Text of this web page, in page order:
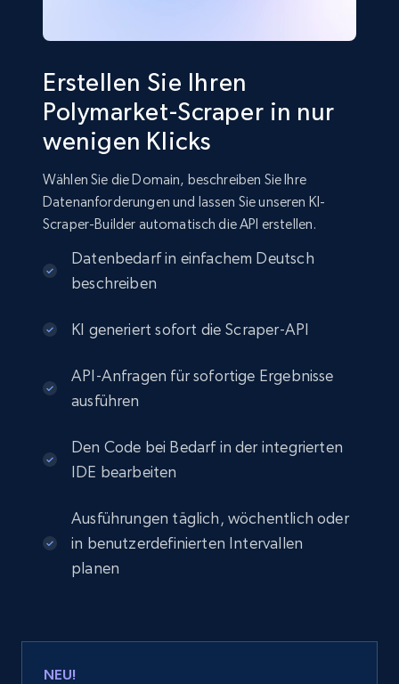
Erstellen Sie Ihren
Polymarket-Scraper in nur
wenigen Klicks
Wählen Sie die Domain, beschreiben Sie Ihre
Datenanforderungen und lassen Sie unseren KI-
Scraper-Builder automatisch die API erstellen.
Datenbedarf in einfachem Deutsch
beschreiben
KI generiert sofort die Scraper-API
API-Anfragen für sofortige Ergebnisse
ausführen
Den Code bei Bedarf in der integrierten
IDE bearbeiten
Ausführungen täglich, wöchentlich oder
in benutzerdefinierten Intervallen
planen
NEU!